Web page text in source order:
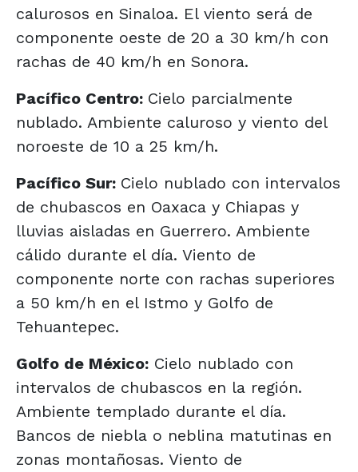
calurosos en Sinaloa. El viento será de
componente oeste de 20 a 30 km/h con
rachas de 40 km/h en Sonora.
Pacífico Centro: Cielo parcialmente
nublado. Ambiente caluroso y viento del
noroeste de 10 a 25 km/h.
Pacífico Sur: Cielo nublado con intervalos
de chubascos en Oaxaca y Chiapas y
lluvias aisladas en Guerrero. Ambiente
cálido durante el día. Viento de
componente norte con rachas superiores
a 50 km/h en el Istmo y Golfo de
Tehuantepec.
Golfo de México: Cielo nublado con
intervalos de chubascos en la región.
Ambiente templado durante el día.
Bancos de niebla o neblina matutinas en
zonas montañosas. Viento de